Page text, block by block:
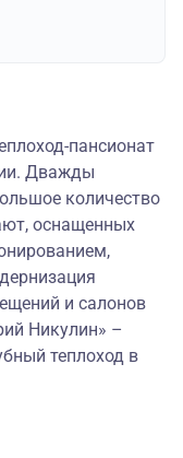
пансионат
Дважды
количество
оснащенных
и салонов
Никулин» –
теплоход в